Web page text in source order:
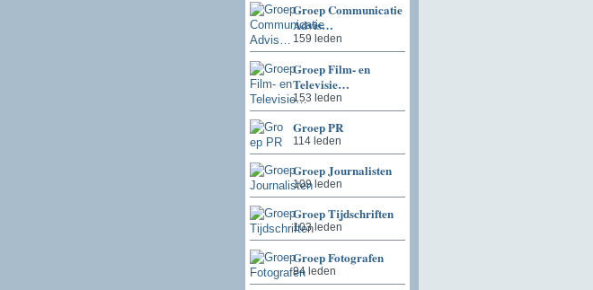
Groep Communicatie
Advis…
159 leden
Groep Film- en
Televisie…
153 leden
Groep PR
114 leden
Groep Journalisten
109 leden
Groep Tijdschriften
103 leden
Groep Fotografen
94 leden